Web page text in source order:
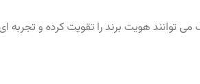
توانند هویت برند را تقویت کرده و تجربه